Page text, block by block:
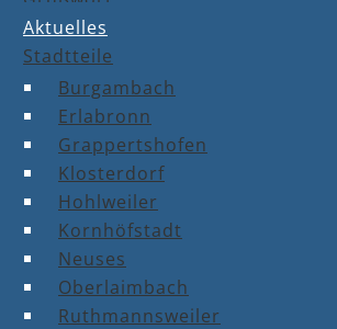
Aktuelles
Stadtteile
Burgambach
Erlabronn
Grappertshofen
Klosterdorf
Hohlweiler
Kornhöfstadt
Neuses
Oberlaimbach
Ruthmannsweiler